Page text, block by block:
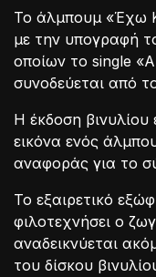
Το άλμπουμ «Έχω
με την υπογραφή
οποίων το single
συνοδεύεται από
Η έκδοση
εικόνα ενός
αναφοράς για το
Το εξαιρετικό
φιλοτεχνήσει ο
αναδεικνύεται
του δίσκου